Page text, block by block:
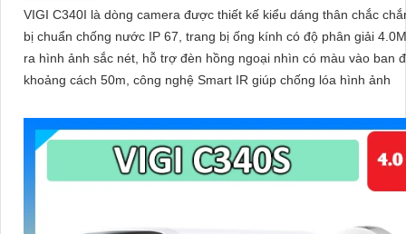
VIGI C340I là dòng camera được thiết kế kiểu dáng thân chắc
bị chuẩn chống nước IP 67, trang bị ống kính có độ phân giải
ra hình ảnh sắc nét, hỗ trợ đèn hồng ngoại nhìn có màu vào ban
khoảng cách 50m, công nghệ Smart IR giúp chống lóa hình ảnh